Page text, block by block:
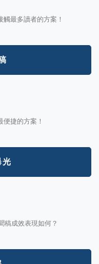
最多讀者的方案！
捷的方案！
稿成效表現如何？